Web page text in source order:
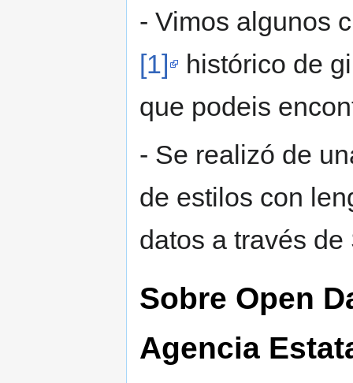
- Vimos algunos
[1]
histórico de
que podeis
- Se realizó de
de estilos con
datos a través de
Sobre Open
Agencia